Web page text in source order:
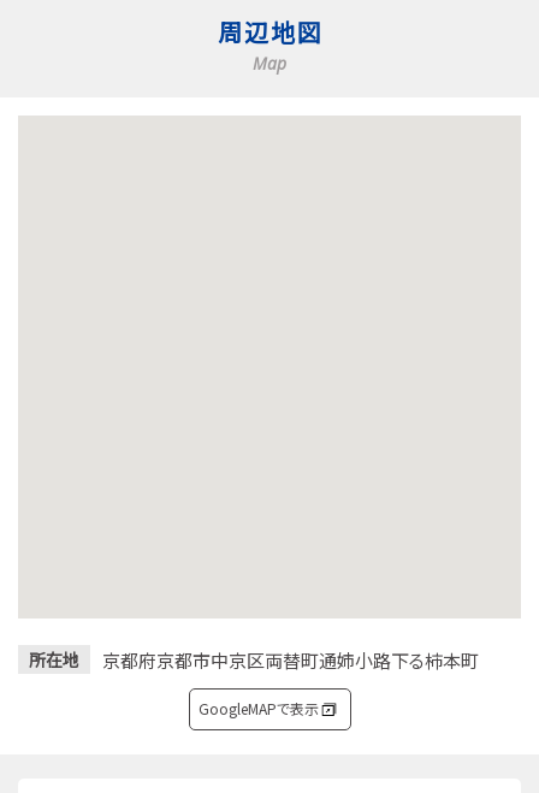
周辺地図
Map
所在地 京都府京都市中京区両替町通姉小路下る柿本町
GoogleMAPで表示